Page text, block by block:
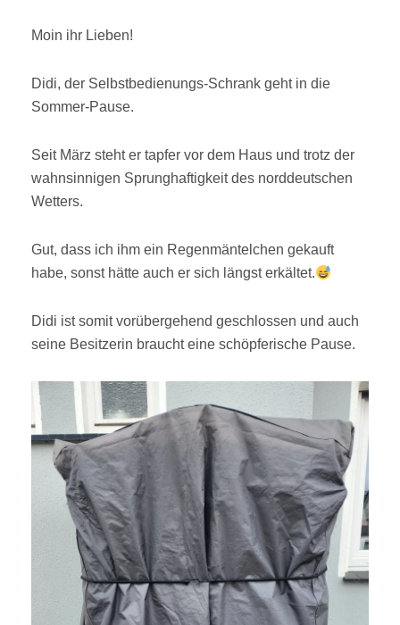
Moin ihr Lieben!
Didi, der Selbstbedienungs-Schrank geht in die
Sommer-Pause.
Seit März steht er tapfer vor dem Haus und trotz der
wahnsinnigen Sprunghaftigkeit des norddeutschen
Wetters.
Gut, dass ich ihm ein Regenmäntelchen gekauft
habe, sonst hätte auch er sich längst erkältet.
Didi ist somit vorübergehend geschlossen und auch
seine Besitzerin braucht eine schöpferische Pause.